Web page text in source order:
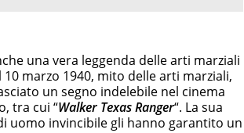
una vera leggenda delle arti marziali
10 marzo 1940, mito delle arti marziali,
un segno indelebile nel cinema
tra cui “Walker Texas Ranger“. La sua
uomo invincibile gli hanno garantito un